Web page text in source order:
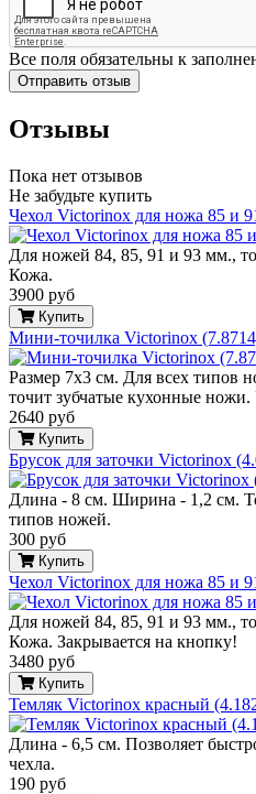
Все поля обязательны к
Отзывы
Пока нет отзывов
Не забудьте купить
Чехол Victorinox для ножа 85 и
Для ножей 84, 85, 91 и 93 мм.,
Кожа.
3900 руб
Купить
Мини-точилка Victorinox
Размер 7x3 см. Для всех типов
точит зубчатые кухонные ножи.
2640 руб
Купить
Брусок для заточки Victorinox
Длина - 8 см. Ширина - 1,2 см.
типов ножей.
300 руб
Купить
Чехол Victorinox для ножа 85 и
Для ножей 84, 85, 91 и 93 мм.,
Кожа. Закрывается на кнопку!
3480 руб
Купить
Темляк Victorinox красный
Длина - 6,5 см. Позволяет
чехла.
190 руб